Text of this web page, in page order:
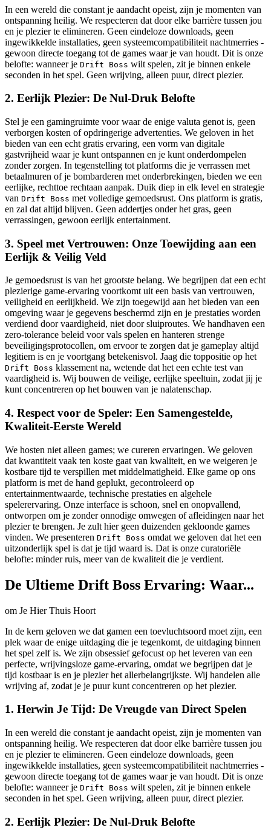
In een wereld die constant je aandacht opeist, zijn je momenten van
ontspanning heilig. We respecteren dat door elke barrière tussen jou
en je plezier te elimineren. Geen eindeloze downloads, geen
ingewikkelde installaties, geen systeemcompatibiliteit nachtmerries -
gewoon directe toegang tot de games waar je van houdt. Dit is onze
belofte: wanneer je Drift Boss wilt spelen, zit je binnen enkele
seconden in het spel. Geen wrijving, alleen puur, direct plezier.
2. Eerlijk Plezier: De Nul-Druk Belofte
Stel je een gamingruimte voor waar de enige valuta genot is, geen
verborgen kosten of opdringerige advertenties. We geloven in het
bieden van een echt gratis ervaring, een vorm van digitale
gastvrijheid waar je kunt ontspannen en je kunt onderdompelen
zonder zorgen. In tegenstelling tot platforms die je verrassen met
betaalmuren of je bombarderen met onderbrekingen, bieden we een
eerlijke, rechttoe rechtaan aanpak. Duik diep in elk level en strategie
van Drift Boss met volledige gemoedsrust. Ons platform is gratis,
en zal dat altijd blijven. Geen addertjes onder het gras, geen
verrassingen, gewoon eerlijk entertainment.
3. Speel met Vertrouwen: Onze Toewijding aan een
Eerlijk & Veilig Veld
Je gemoedsrust is van het grootste belang. We begrijpen dat een echt
plezierige game-ervaring voortkomt uit een basis van vertrouwen,
veiligheid en eerlijkheid. We zijn toegewijd aan het bieden van een
omgeving waar je gegevens beschermd zijn en je prestaties worden
verdiend door vaardigheid, niet door sluiproutes. We handhaven een
zero-tolerance beleid voor vals spelen en hanteren strenge
beveiligingsprotocollen, om ervoor te zorgen dat je gameplay altijd
legitiem is en je voortgang betekenisvol. Jaag die toppositie op het
Drift Boss klassement na, wetende dat het een echte test van
vaardigheid is. Wij bouwen de veilige, eerlijke speeltuin, zodat jij je
kunt concentreren op het bouwen van je nalatenschap.
4. Respect voor de Speler: Een Samengestelde,
Kwaliteit-Eerste Wereld
We hosten niet alleen games; we cureren ervaringen. We geloven
dat kwantiteit vaak ten koste gaat van kwaliteit, en we weigeren je
kostbare tijd te verspillen met middelmatigheid. Elke game op ons
platform is met de hand geplukt, gecontroleerd op
entertainmentwaarde, technische prestaties en algehele
spelerervaring. Onze interface is schoon, snel en onopvallend,
ontworpen om je zonder onnodige omwegen of afleidingen naar het
plezier te brengen. Je zult hier geen duizenden gekloonde games
vinden. We presenteren Drift Boss omdat we geloven dat het een
uitzonderlijk spel is dat je tijd waard is. Dat is onze curatoriële
belofte: minder ruis, meer van de kwaliteit die je verdient.
De Ultieme Drift Boss Ervaring: Waar...
om Je Hier Thuis Hoort
In de kern geloven we dat gamen een toevluchtsoord moet zijn, een
plek waar de enige uitdaging die je tegenkomt, de uitdaging binnen
het spel zelf is. We zijn obsessief gefocust op het leveren van een
perfecte, wrijvingsloze game-ervaring, omdat we begrijpen dat je
tijd kostbaar is en je plezier het allerbelangrijkste. Wij handelen alle
wrijving af, zodat je je puur kunt concentreren op het plezier.
1. Herwin Je Tijd: De Vreugde van Direct Spelen
In een wereld die constant je aandacht opeist, zijn je momenten van
ontspanning heilig. We respecteren dat door elke barrière tussen jou
en je plezier te elimineren. Geen eindeloze downloads, geen
ingewikkelde installaties, geen systeemcompatibiliteit nachtmerries -
gewoon directe toegang tot de games waar je van houdt. Dit is onze
belofte: wanneer je Drift Boss wilt spelen, zit je binnen enkele
seconden in het spel. Geen wrijving, alleen puur, direct plezier.
2. Eerlijk Plezier: De Nul-Druk Belofte